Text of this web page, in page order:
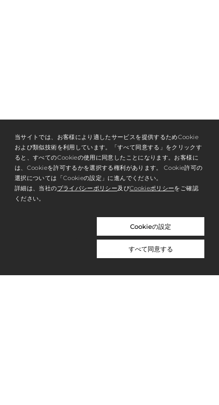
NEWSLETTER & MEMBERSHIP
当サイトでは、お客様により適したサービスを提供するためCookie
および類似技術を利用しています。「すべて同意する」をクリックす
ると、すべてのCookieの使用に同意したことになります。お客様に
は、Cookieを許可するかを選択する権利があります。 Cookie許可の
選択については「Cookieの設定」に進んでください。
詳細は、当社のプライバシーポリシー及びCookieポリシーをご確認
ください。
Cookieの設定
すべて同意する